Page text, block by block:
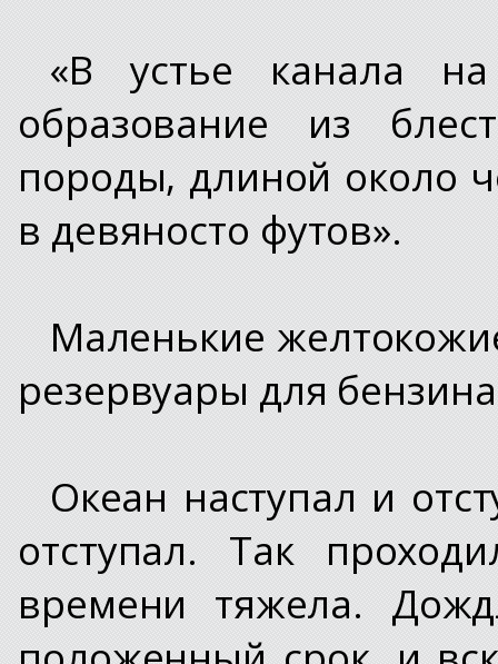
«В устье канала
образование из
породы, длиной около
в девяносто футов».
Маленькие
резервуары для
Океан наступал и
отступал. Так
времени тяжела.